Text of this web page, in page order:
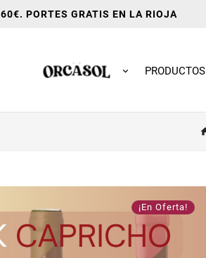
60€. PORTES GRATIS EN LA RIOJA
PRODUCTOS
¡En Oferta!